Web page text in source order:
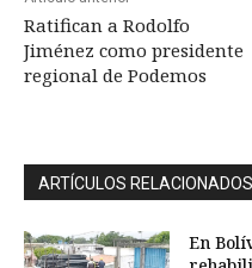
Ratifican a Rodolfo
Jiménez como presidente
regional de Podemos
ARTÍCULOS RELACIONADOS
En